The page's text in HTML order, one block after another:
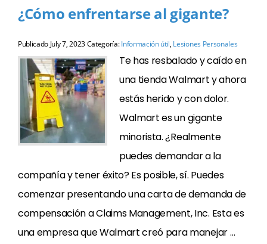
¿Cómo enfrentarse al gigante?
Publicado July 7, 2023Categoría:Información útil, Lesiones Personales
Te has resbalado y caído en
una tienda Walmart y ahora
estás herido y con dolor.
Walmart es un gigante
minorista. ¿Realmente
puedes demandar a la
compañía y tener éxito? Es posible, sí. Puedes
comenzar presentando una carta de demanda de
compensación a Claims Management, Inc. Esta es
una empresa que Walmart creó para manejar …